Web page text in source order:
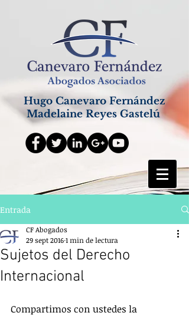
Hugo Canevaro Fernández
Madelaine Reyes Gastelú
Entrada
Sujetos del Derecho
Internacional
CF Abogados
29 sept 20161 min de lectura
Compartimos con ustedes la